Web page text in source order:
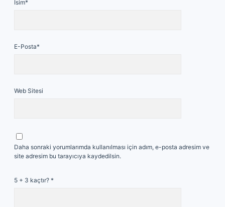
İsim*
E-Posta*
Web Sitesi
Daha sonraki yorumlarımda kullanılması için adım, e-posta adresim ve
site adresim bu tarayıcıya kaydedilsin.
5 + 3 kaçtır? *